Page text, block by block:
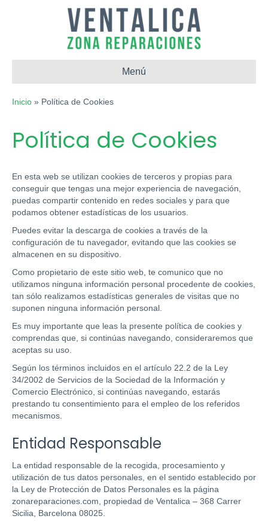
Menú
Inicio » Política de Cookies
Política de Cookies
En esta web se utilizan cookies de terceros y propias para
conseguir que tengas una mejor experiencia de navegación,
puedas compartir contenido en redes sociales y para que
podamos obtener estadísticas de los usuarios.
Puedes evitar la descarga de cookies a través de la
configuración de tu navegador, evitando que las cookies se
almacenen en su dispositivo.
Como propietario de este sitio web, te comunico que no
utilizamos ninguna información personal procedente de cookies,
tan sólo realizamos estadísticas generales de visitas que no
suponen ninguna información personal.
Es muy importante que leas la presente política de cookies y
comprendas que, si continúas navegando, consideraremos que
aceptas su uso.
Según los términos incluidos en el artículo 22.2 de la Ley
34/2002 de Servicios de la Sociedad de la Información y
Comercio Electrónico, si continúas navegando, estarás
prestando tu consentimiento para el empleo de los referidos
mecanismos.
Entidad Responsable
La entidad responsable de la recogida, procesamiento y
utilización de tus datos personales, en el sentido establecido por
la Ley de Protección de Datos Personales es la página
zonareparaciones.com, propiedad de Ventalica – 368 Carrer
Sicilia, Barcelona 08025.